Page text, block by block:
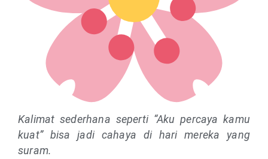
Kalimat sederhana seperti “Aku percaya kamu
kuat” bisa jadi cahaya di hari mereka yang
suram.